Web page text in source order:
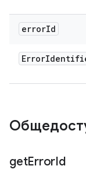
errorId
Error
getErrorId